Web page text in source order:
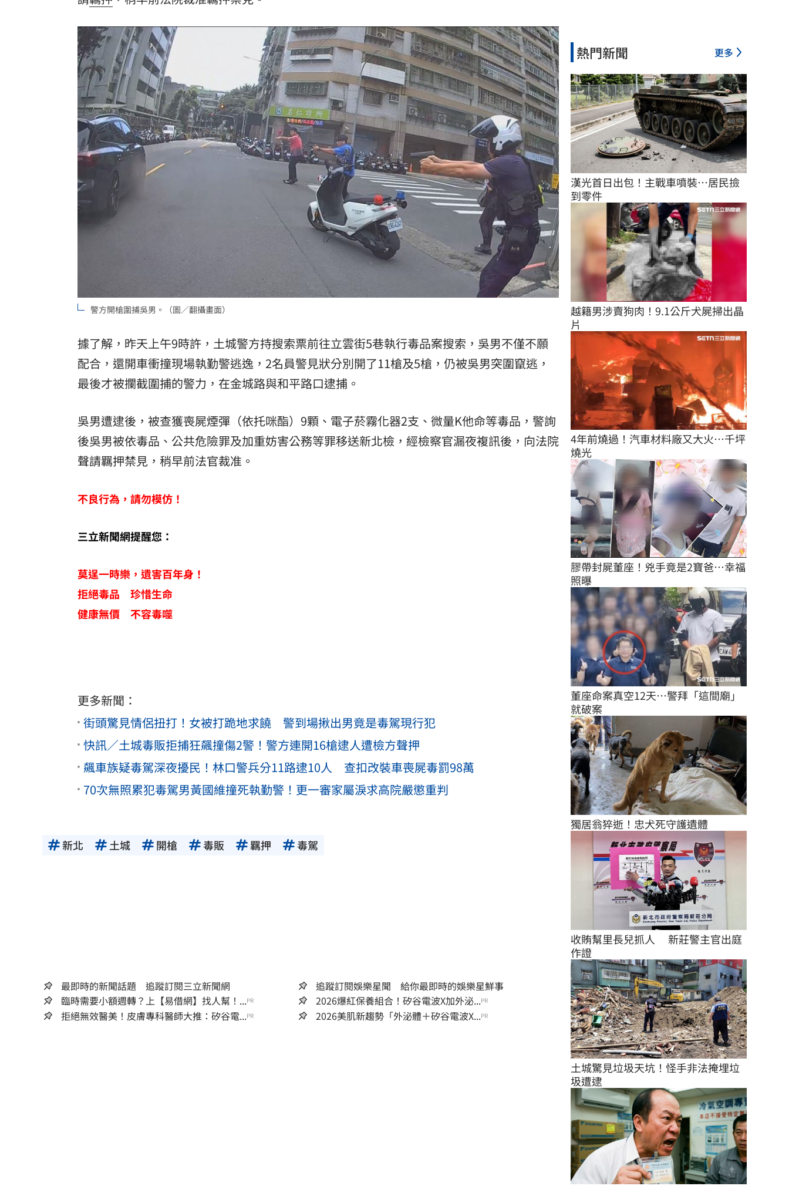
警方開槍圍捕吳男。（圖／翻攝畫面）
據了解，昨天上午9時許，土城警方持搜索票前往立雲街5巷執行毒品案搜索，吳男不僅不願
配合，還開車衝撞現場執勤警逃逸，2名員警見狀分別開了11槍及5槍，仍被吳男突圍竄逃，
最後才被攔截圍捕的警力，在金城路與和平路口逮捕。
吳男遭逮後，被查獲喪屍煙彈（依托咪酯）9顆、電子菸霧化器2支、微量K他命等毒品，警詢
後吳男被依毒品、公共危險罪及加重妨害公務等罪移送新北檢，經檢察官漏夜複訊後，向法院
聲請羈押禁見，稍早前法官裁准。
不良行為，請勿模仿！
三立新聞網提醒您：
莫逞一時樂，遺害百年身！
拒絕毒品 珍惜生命
健康無價 不容毒噬
更多新聞：
街頭驚見情侶扭打！女被打跪地求饒 警到場揪出男竟是毒駕現行犯
快訊／土城毒販拒捕狂飆撞傷2警！警方連開16槍逮人遭檢方聲押
飆車族疑毒駕深夜擾民！林口警兵分11路逮10人 查扣改裝車喪屍毒罰98萬
70次無照累犯毒駕男黃國維撞死執勤警！更一審家屬淚求高院嚴懲重判
新北 土城 開槍 毒販 羈押 毒駕
最即時的新聞話題 追蹤訂閱三立新聞網
追蹤訂閱娛樂星聞 給你最即時的娛樂星鮮事
臨時需要小額週轉？上【易借網】找人幫！...PR 2026爆紅保養組合！矽谷電波X加外泌...PR
拒絕無效醫美！皮膚專科醫師大推：矽谷電...PR 2026美肌新趨勢「外泌體＋矽谷電波X...PR
熱門新聞 更多
漢光首日出包！主戰車噴裝…居民撿
到零件
越籍男涉賣狗肉！9.1公斤犬屍掃出晶
片
4年前燒過！汽車材料廠又大火…千坪
燒光
膠帶封屍董座！兇手竟是2寶爸…幸福
照曝
董座命案真空12天…警拜「這間廟」
就破案
獨居翁猝逝！忠犬死守護遺體
收賄幫里長兒抓人 　新莊警主官出庭
作證
土城驚見垃圾天坑！怪手非法掩埋垃
圾遭逮